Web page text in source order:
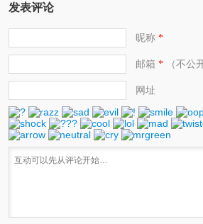
发表评论
昵称*
邮箱 *（不公开
网址